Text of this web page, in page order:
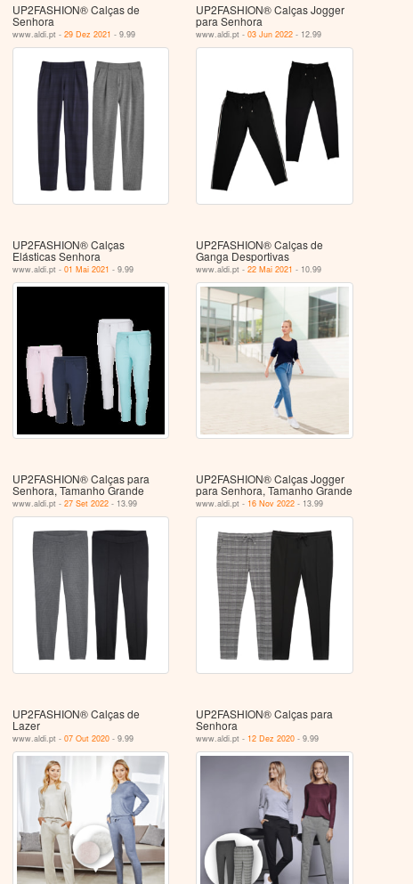
UP2FASHION® Calças de
Senhora
www.aldi.pt - 29 Dez 2021 - 9.99
UP2FASHION® Calças Jogger
para Senhora
www.aldi.pt -03 Jun 2022 - 12.99
UP2FASHION® Calças
Elásticas Senhora
www.aldi.pt - 01 Mai 2021 - 9.99
UP2FASHION® Calças de
Ganga Desportivas
www.aldi.pt -22 Mai 2021 - 10.99
UP2FASHION® Calças para
Senhora, Tamanho Grande
www.aldi.pt - 27 Set 2022- 13.99
UP2FASHION® Calças Jogger
para Senhora, Tamanho Grande
www.aldi.pt - 16 Nov 2022 - 13.99
UP2FASHION® Calças de
Lazer
www.aldi.pt - 07 Out 2020- 9.99
UP2FASHION® Calças para
Senhora
www.aldi.pt - 12 Dez 2020 - 9.99